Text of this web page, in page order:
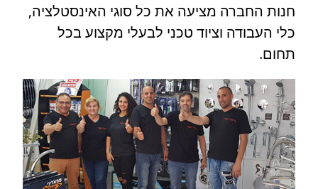
חנות החברה מציעה את כל סוגי האינסטלציה,
כלי העבודה וציוד טכני לבעלי מקצוע בכל
תחום.